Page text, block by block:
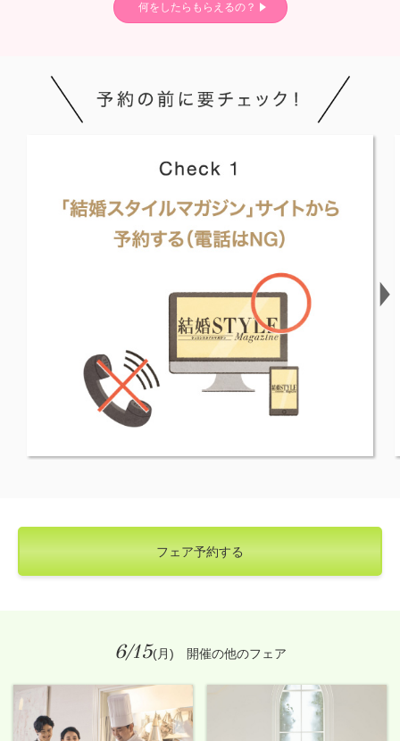
何をしたらもらえるの？
フェア予約する
6/15(月) 開催の他のフェア